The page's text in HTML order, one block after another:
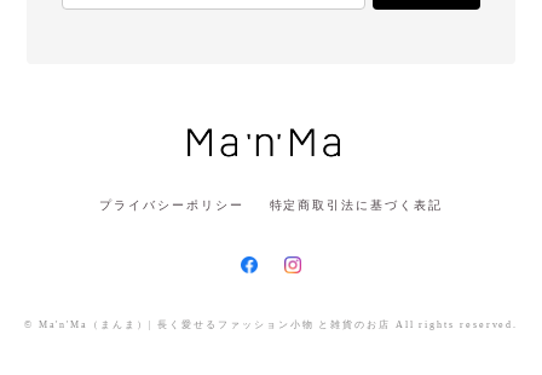
プライバシーポリシー 特定商取引法に基づく表記
© Ma'n'Ma（まんま）| 長く愛せるファッション小物 と雑貨のお店 All rights reserved.